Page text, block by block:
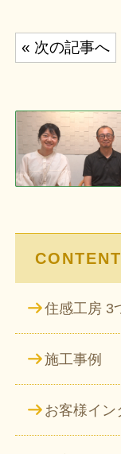
投
稿
ビ
ゲ
ー
シ
« 次の記事へ
住感工房 3
施工事例
お客様イン